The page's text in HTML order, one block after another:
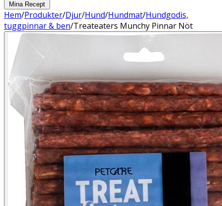
Mina Recept
Hem/Produkter/Djur/Hund/Hundmat/Hundgodis,
tuggpinnar & ben/Treateaters Munchy Pinnar Nöt